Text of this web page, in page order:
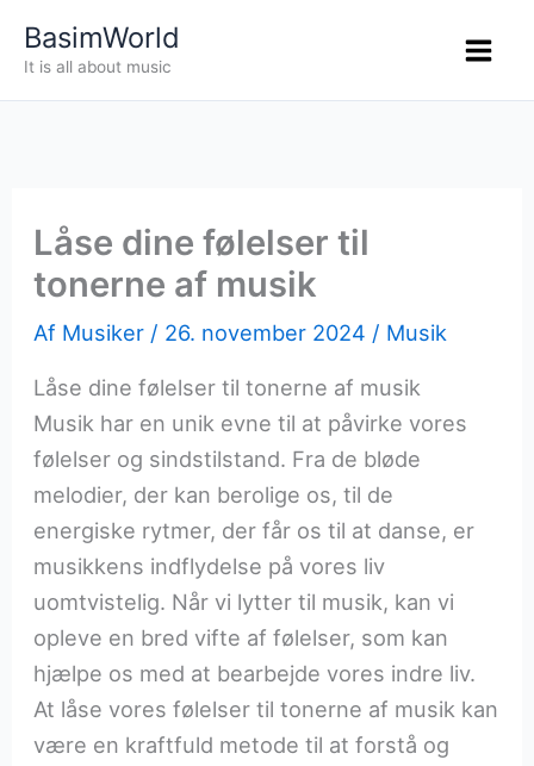
BasimWorld
It is all about music
Låse dine følelser til
tonerne af musik
Af Musiker / 26. november 2024 / Musik
Låse dine følelser til tonerne af musik
Musik har en unik evne til at påvirke vores
følelser og sindstilstand. Fra de bløde
melodier, der kan berolige os, til de
energiske rytmer, der får os til at danse, er
musikkens indflydelse på vores liv
uomtvistelig. Når vi lytter til musik, kan vi
opleve en bred vifte af følelser, som kan
hjælpe os med at bearbejde vores indre liv.
At låse vores følelser til tonerne af musik kan
være en kraftfuld metode til at forstå og